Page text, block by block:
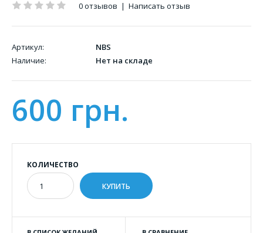
0 отзывов | Написать отзыв
Артикул:
NBS
Наличие:
Нет на складе
600 грн.
КОЛИЧЕСТВО